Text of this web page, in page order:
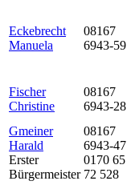
Eckebrecht
Manuela
08167
6943-59
Fischer
Christine
08167
6943-28
Gmeiner
Harald
Erster
Bürgermeister
08167
6943-47
0170 65
72 528